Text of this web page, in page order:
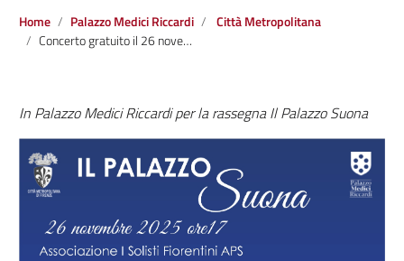
Home Palazzo Medici Riccardi
Città Metropolitana
Concerto gratuito il 26 novembre dei Solisti Fiorentini
In Palazzo Medici Riccardi per la rassegna Il Palazzo Suona